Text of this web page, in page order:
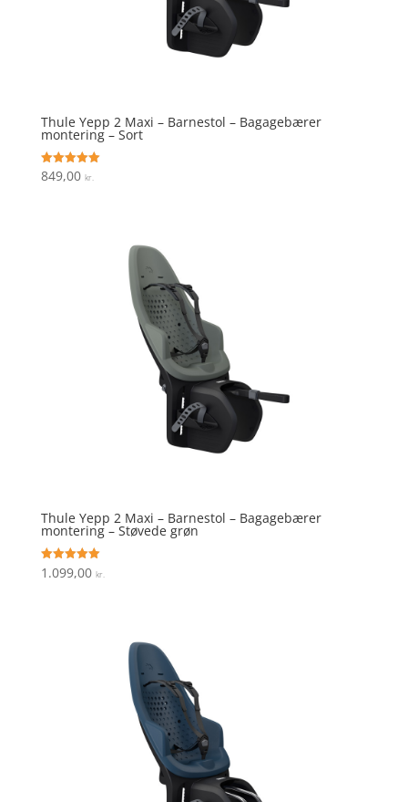
Thule Yepp 2 Maxi – Barnestol – Bagagebærer
montering – Sort
Vurderet
5
849,00 kr.
Thule Yepp 2 Maxi – Barnestol – Bagagebærer
montering – Støvede grøn
Vurderet
5
1.099,00 kr.